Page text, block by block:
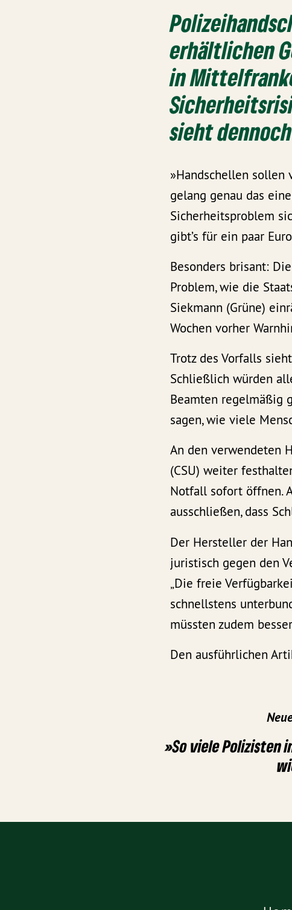
erhältlichen
in
sieht
»Handschellen sollen
gelang genau das
Sicherheitsproblem
gibt’s für ein paar
Besonders brisant:
Problem, wie die
Siekmann (Grüne)
Wochen vorher
Trotz des Vorfalls
Schließlich würden
Beamten regelmäßig
sagen, wie viele
An den verwendeten
(CSU) weiter
Notfall sofort öffnen.
ausschließen, dass
Der Hersteller der
juristisch gegen den
„Die freie
schnellstens
müssten zudem
Den ausführlichen
»So viele Polizisten